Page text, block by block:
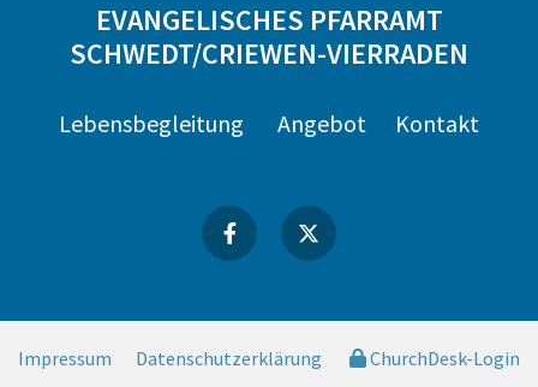
EVANGELISCHES PFARRAMT
SCHWEDT/CRIEWEN-VIERRADEN
Lebensbegleitung Angebot Kontakt
Impressum Datenschutzerklärung ChurchDesk-Login